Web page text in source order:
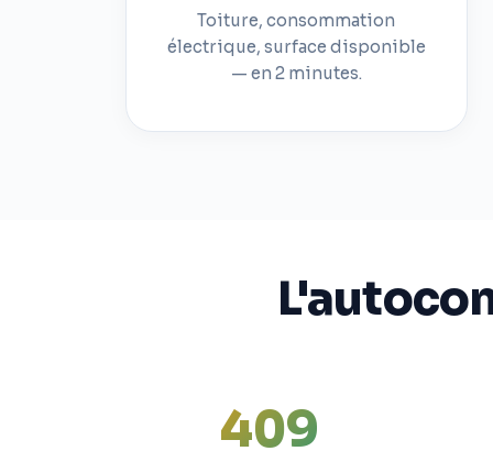
Toiture, consommation
électrique, surface disponible
— en 2 minutes.
409